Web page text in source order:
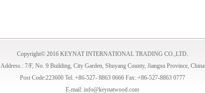
Copyright© 2016 KEYNAT INTERNATIONAL TRADING CO.,LTD.
Address.: 7/F, No. 9 Building, City Garden, Shuyang County, Jiangsu Province, China
Post Code:223600 Tel: +86-527- 8863 0666 Fax: +86-527-8863 0777
E-mail: info@keynatwood.com